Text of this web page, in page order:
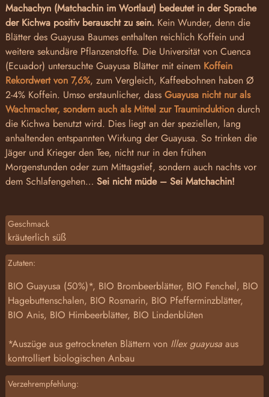
Machachyn (Matchachin im Wortlaut) bedeutet in der Sprache
der Kichwa positiv berauscht zu sein. Kein Wunder, denn die
Blätter des Guayusa Baumes enthalten reichlich Koffein und
weitere sekundäre Pflanzenstoffe. Die Universität von Cuenca
(Ecuador) untersuchte Guayusa Blätter mit einem Koffein
Rekordwert von 7,6%, zum Vergleich, Kaffeebohnen haben Ø
2-4% Koffein. Umso erstaunlicher, dass Guayusa nicht nur als
Wachmacher, sondern auch als Mittel zur Trauminduktion durch
die Kichwa benutzt wird. Dies liegt an der speziellen, lang
anhaltenden entspannten Wirkung der Guayusa. So trinken die
Jäger und Krieger den Tee, nicht nur in den frühen
Morgenstunden oder zum Mittagstief, sondern auch nachts vor
dem Schlafengehen… Sei nicht müde – Sei Matchachin!
Geschmack
kräuterlich süß
Zutaten:
BIO Guayusa (50%)*, BIO Brombeerblätter, BIO Fenchel, BIO
Hagebuttenschalen, BIO Rosmarin, BIO Pfefferminzblätter,
BIO Anis, BIO Himbeerblätter, BIO Lindenblüten
*Auszüge aus getrockneten Blättern von Illex guayusa aus
kontrolliert biologischen Anbau
Verzehrempfehlung: